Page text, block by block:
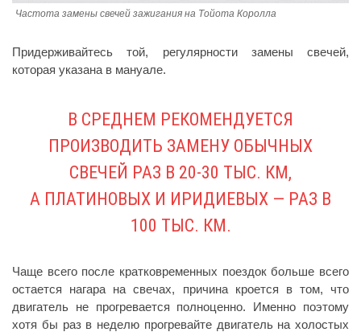
Частота замены свечей зажигания на Тойота Королла
Придерживайтесь той, регулярности замены свечей,
которая указана в мануале.
В СРЕДНЕМ РЕКОМЕНДУЕТСЯ
ПРОИЗВОДИТЬ ЗАМЕНУ ОБЫЧНЫХ
СВЕЧЕЙ РАЗ В 20-30 ТЫС. КМ,
А ПЛАТИНОВЫХ И ИРИДИЕВЫХ — РАЗ В
100 ТЫС. КМ.
Чаще всего после кратковременных поездок больше всего
остается нагара на свечах, причина кроется в том, что
двигатель не прогревается полноценно. Именно поэтому
хотя бы раз в неделю прогревайте двигатель на холостых